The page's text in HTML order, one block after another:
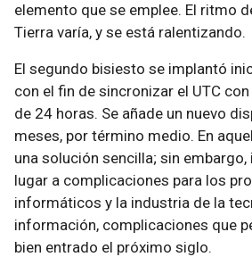
elemento que se emplee. El ritmo
Tierra varía, y se está ralentizando.
El segundo bisiesto se implantó
con el fin de sincronizar el UTC
de 24 horas. Se añade un nuevo
meses, por término medio. En
una solución sencilla; sin
lugar a complicaciones para los
informáticos y la industria de la
información, complicaciones que
bien entrado el próximo siglo.